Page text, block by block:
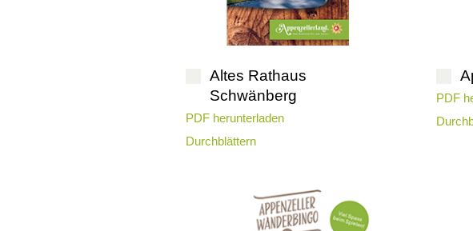
Altes Rathaus
Schwänberg
PDF herunterladen
Durchblättern
PDF